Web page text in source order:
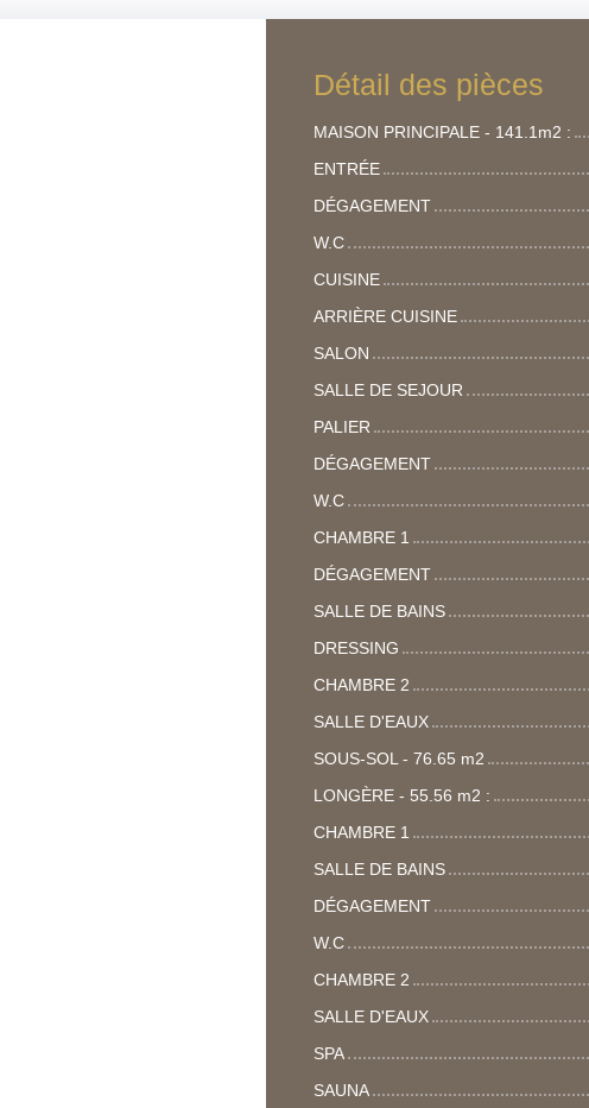
Détail des pièces
MAISON PRINCIPALE - 141.1m2 :
ENTRÉE
DÉGAGEMENT
W.C
CUISINE
ARRIÈRE CUISINE
SALON
SALLE DE SEJOUR
PALIER
DÉGAGEMENT
W.C
CHAMBRE 1
DÉGAGEMENT
SALLE DE BAINS
DRESSING
CHAMBRE 2
SALLE D'EAUX
SOUS-SOL - 76.65 m2
LONGÈRE - 55.56 m2 :
CHAMBRE 1
SALLE DE BAINS
DÉGAGEMENT
W.C
CHAMBRE 2
SALLE D'EAUX
SPA
SAUNA